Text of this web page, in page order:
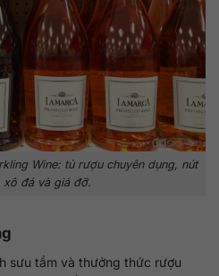
Wine: tủ rượu chuyên dụng, nút
xô đá và giá đỡ.
sưu tầm và thưởng thức rượu